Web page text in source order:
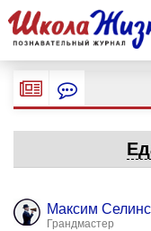
Максим
Грандмастер